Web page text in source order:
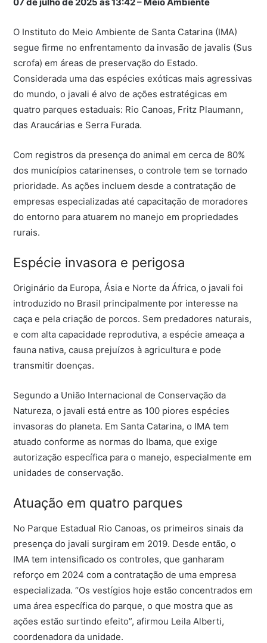
O Instituto do Meio Ambiente de Santa Catarina (IMA)
segue firme no enfrentamento da invasão de javalis (Sus
scrofa) em áreas de preservação do Estado.
Considerada uma das espécies exóticas mais agressivas
do mundo, o javali é alvo de ações estratégicas em
quatro parques estaduais: Rio Canoas, Fritz Plaumann,
das Araucárias e Serra Furada.
Com registros da presença do animal em cerca de 80%
dos municípios catarinenses, o controle tem se tornado
prioridade. As ações incluem desde a contratação de
empresas especializadas até capacitação de moradores
do entorno para atuarem no manejo em propriedades
rurais.
Espécie invasora e perigosa
Originário da Europa, Ásia e Norte da África, o javali foi
introduzido no Brasil principalmente por interesse na
caça e pela criação de porcos. Sem predadores naturais,
e com alta capacidade reprodutiva, a espécie ameaça a
fauna nativa, causa prejuízos à agricultura e pode
transmitir doenças.
Segundo a União Internacional de Conservação da
Natureza, o javali está entre as 100 piores espécies
invasoras do planeta. Em Santa Catarina, o IMA tem
atuado conforme as normas do Ibama, que exige
autorização específica para o manejo, especialmente em
unidades de conservação.
Atuação em quatro parques
No Parque Estadual Rio Canoas, os primeiros sinais da
presença do javali surgiram em 2019. Desde então, o
IMA tem intensificado os controles, que ganharam
reforço em 2024 com a contratação de uma empresa
especializada. “Os vestígios hoje estão concentrados em
uma área específica do parque, o que mostra que as
ações estão surtindo efeito”, afirmou Leila Alberti,
coordenadora da unidade.